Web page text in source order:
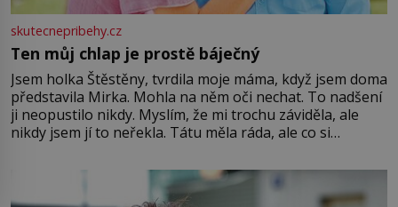
skutecnepribehy.cz
Ten můj chlap je prostě báječný
Jsem holka Štěstěny, tvrdila moje máma, když jsem doma
představila Mirka. Mohla na něm oči nechat. To nadšení
ji neopustilo nikdy. Myslím, že mi trochu záviděla, ale
nikdy jsem jí to neřekla. Tátu měla ráda, ale co si
Jsme spolu moc rádi Tehdy byla jiná doba, když